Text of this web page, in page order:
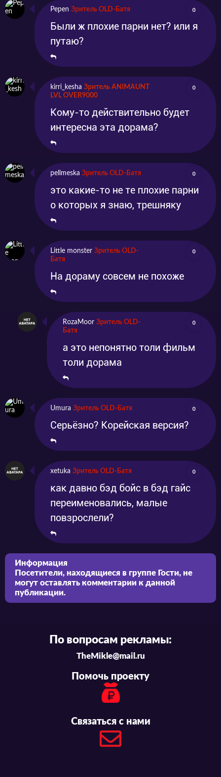
Pepen Зритель OLD-Батя 0
Были ж плохие парни нет? или я
путаю?
kirri_kesha Зритель ANIMAUNT
LVL OVER9000
0
Кому-то действительно будет
интересна эта дорама?
pellmeska Зритель OLD-Батя 0
это какие-то не те плохие парни
о которых я знаю, трешняку
Little monster Зритель OLD-
Батя
0
На дораму совсем не похоже
RozaMoor Зритель OLD-
Батя
0
а это непонятно толи фильм
толи дорама
Umura Зритель OLD-Батя 0
Серьёзно? Корейская версия?
xetuka Зритель OLD-Батя 0
как давно бэд бойс в бэд гайс
переименовались, малые
повзрослели?
Информация
Посетители, находящиеся в группе Гости, не
могут оставлять комментарии к данной
публикации.
По вопросам рекламы:
TheMikle@mail.ru
Помочь проекту
Связаться с нами